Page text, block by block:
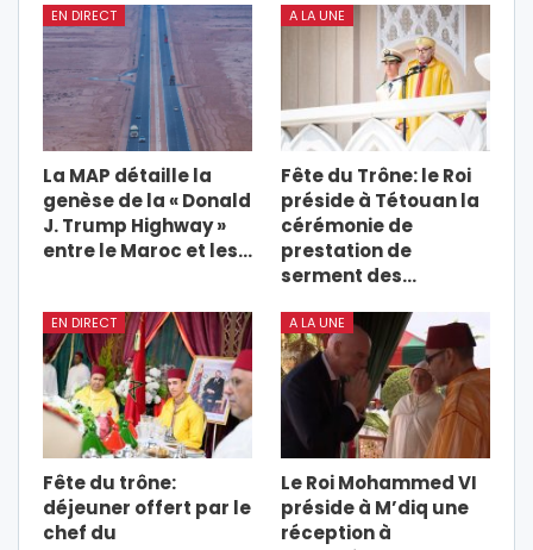
EN DIRECT
La MAP détaille la
genèse de la « Donald
J. Trump Highway »
entre le Maroc et les…
A LA UNE
Fête du Trône: le Roi
préside à Tétouan la
cérémonie de
prestation de
serment des…
EN DIRECT
Fête du trône:
déjeuner offert par le
chef du
A LA UNE
Le Roi Mohammed VI
préside à M’diq une
réception à